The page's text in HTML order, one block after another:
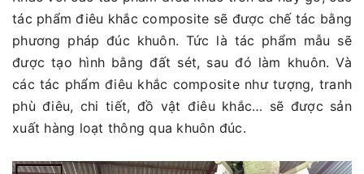
tác phẩm điêu khắc composite sẽ được chế tác bằng
phương pháp đúc khuôn. Tức là tác phẩm mẫu sẽ
được tạo hình bằng đất sét, sau đó làm khuôn. Và
các tác phẩm điêu khắc composite như tượng, tranh
phù điêu, chi tiết, đồ vật điêu khắc… sẽ được sản
xuất hàng loạt thông qua khuôn đúc.